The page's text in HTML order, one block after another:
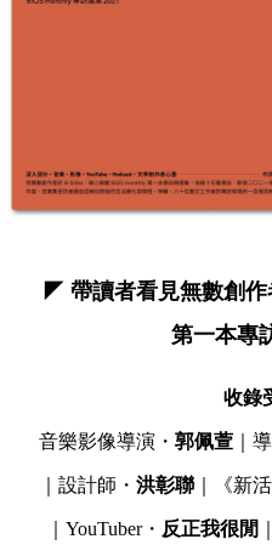
◤ 帶讀者看見無數創作
第一本專
收錄
音樂影像導演・ 郭佩萱 ｜
｜設計師・ 洪彰聯｜《新
｜YouTuber・ 反正我很閒